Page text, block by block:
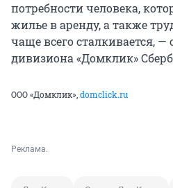
потребности человека,
жилье в аренду, а также
чаще всего сталкивается,
дивизиона «Домклик»
ООО «Домклик»,domclick.ru
Реклама.